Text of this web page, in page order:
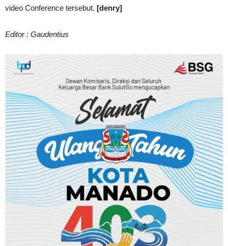
video Conference tersebut. [denry]
Editor : Gaudentius